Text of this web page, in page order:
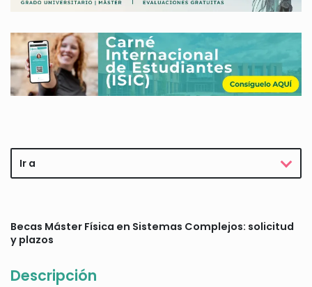
Ir a
Becas Máster Física en Sistemas Complejos: solicitud
y plazos
Descripción